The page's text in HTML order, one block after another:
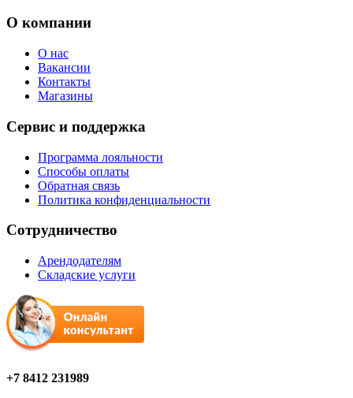
О компании
О нас
Вакансии
Контакты
Магазины
Сервис и поддержка
Программа лояльности
Способы оплаты
Обратная связь
Политика конфиденциальности
Сотрудничество
Арендодателям
Складские услуги
+7 8412 231989